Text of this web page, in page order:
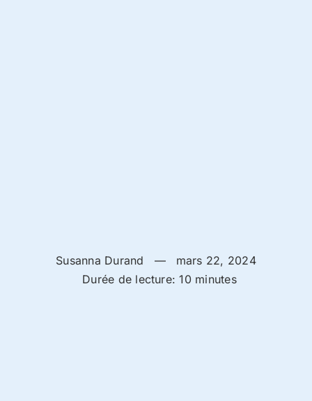
Susanna Durand —
mars 22, 2024
Durée de lecture: 10 minutes